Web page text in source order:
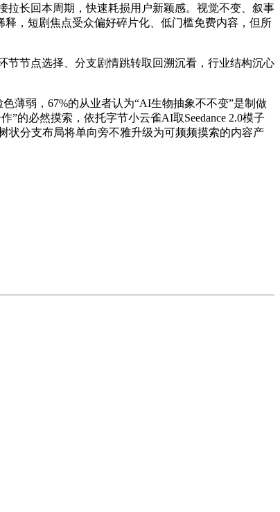
长回本周期，快速耗损用户新颖感。视觉不变、叙事
，短剧焦点受众偏好碎片化、低门槛免费内容，但所
节点选择、分支剧情跳转取回溯沉看，行业结构沉心
弱，67%的从业者认为“AI生物抽象不不变”是制做
的必然摸索，依托字节小云雀AI取Seedance 2.0模子
状分支布局将单向旁不雅升级为可频频摸索的内容产